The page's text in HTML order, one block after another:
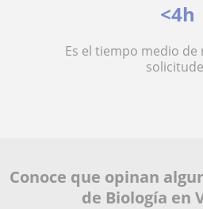
<4h
Es el tiempo medio de
Conoce que opinan
de Biología en